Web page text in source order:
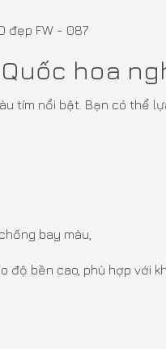
hoa
tím nổi bật. Bạn có thể
bay màu,
độ bền cao, phù hợp với